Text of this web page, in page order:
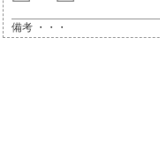
備考 ・・・